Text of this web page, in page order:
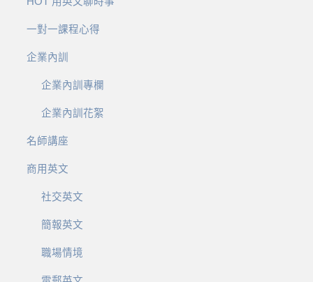
一對一課程心得
企業內訓
企業內訓專欄
企業內訓花絮
名師講座
商用英文
社交英文
簡報英文
職場情境